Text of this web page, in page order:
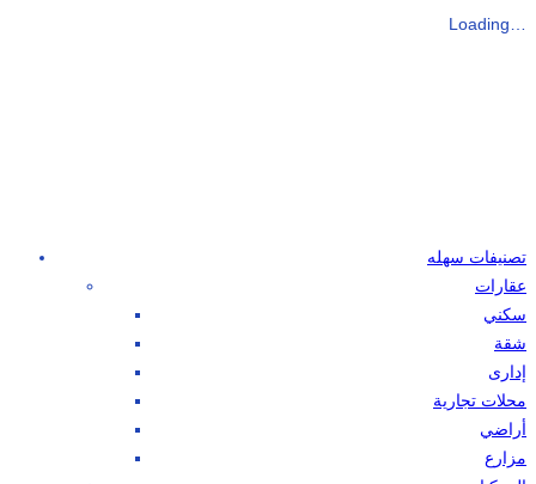
Loading…
تصنيفات سهله
عقارات
سكني
شقة
إدارى
محلات تجارية
أراضي
مزارع